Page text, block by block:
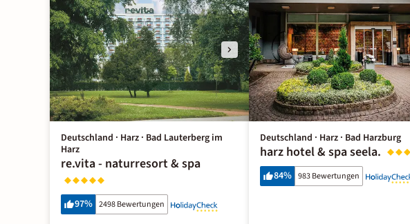
Deutschland · Harz · Bad Lauterberg im
Harz
re.vita - naturresort & spa
97% 2498 Bewertungen
Deutschland · Harz · Bad Harzburg
harz hotel & spa seela.
84% 983 Bewertungen